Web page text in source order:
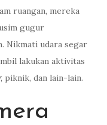
ruangan, mereka
gugur
Nikmati udara segar
lakukan aktivitas
, piknik, dan lain-lain.